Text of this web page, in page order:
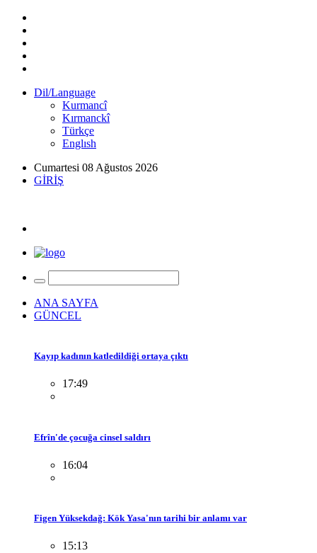
Dil/Language
Kurmancî
Kırmanckî
Türkçe
Englısh
Cumartesi 08 Ağustos 2026
GİRİŞ
ANA SAYFA
GÜNCEL
Kayıp kadının katledildiği ortaya çıktı
17:49
Efrîn'de çocuğa cinsel saldırı
16:04
Figen Yüksekdağ: Kök Yasa'nın tarihi bir anlamı var
15:13